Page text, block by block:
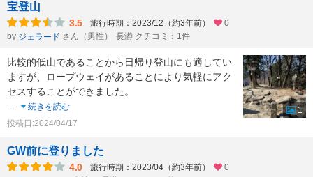
宝登山
3.5 旅行時期：2023/12（約3年前）
0
by ジェラード さん（男性） 長瀞 クチコミ：1件
比較的低山であることから日帰り登山にも適してい
ますが、ロープウェイがあることにより気軽にアク
セスすることができました。
...
続きを読む
投稿日:2024/04/17
1
GW前に登りました
4.0 旅行時期：2023/04（約3年前）
0